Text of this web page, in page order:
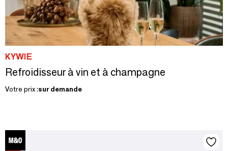
KYWIE
Refroidisseur à vin et à champagne
Votre prix :sur demande